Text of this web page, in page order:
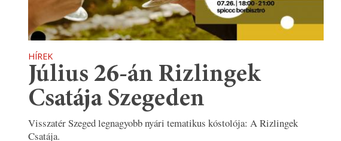
HÍREK
Július 26-án Rizlingek
Csatája Szegeden
Visszatér Szeged legnagyobb nyári tematikus kóstolója: A Rizlingek
Csatája.